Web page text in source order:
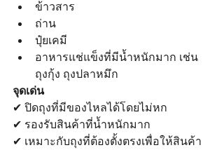
ข้าวสาร
ถ่าน
ปุ๋ยเคมี
อาหารแช่แข็งที่มีน้ำหนักมาก เช่น
ถุงกุ้ง ถุงปลาหมึก
จุดเด่น
✔ ปิดถุงที่มีของไหลได้โดยไม่หก
✔ รองรับสินค้าที่น้ำหนักมาก
✔ เหมาะกับถุงที่ต้องตั้งตรงเพื่อให้สินค้า